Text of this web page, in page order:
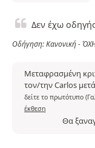
Δεν έχω
Οδήγηση: Κανονική -
Μεταφρασμένη
τον/την Carlos
δείτε το πρωτότυπο
έκθεση
Θα